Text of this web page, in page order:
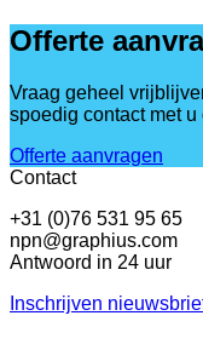
Offerte
Vraag geheel
spoedig contact met u
Offerte aanvragen
Contact
+31 (0)76 531 95 65
npn@graphius.com
Antwoord in 24 uur
Inschrijven